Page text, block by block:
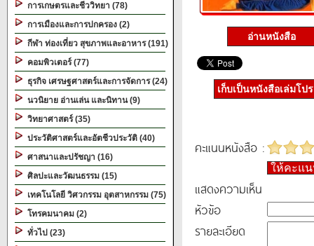
การเกษตรและชีววิทยา (78)
การเมืองและการปกครอง (2)
กีฬา ท่องเที่ยว สุขภาพและอาหาร (191)
คอมพิวเตอร์ (77)
ธุรกิจ เศรษฐศาสตร์และการจัดการ (24)
นวนิยาย อ่านเล่น และนิทาน (9)
วิทยาศาสตร์ (35)
ประวัติศาสตร์และอัตชีวประวัติ (40)
ศาสนาและปรัชญา (16)
ศิลปะและวัฒนธรรม (15)
เทคโนโลยี วิศวกรรม อุตสาหกรรม (75)
โทรคมนาคม (2)
ทั่วไป (23)
อ่านหนังสือ
เก็บเป็นหนังสือเล่มโป
คะแนนหนังสือ :
ให้คะแ
แสดงความเห็น
หัวข้อ
รายละเอียด